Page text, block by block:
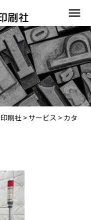
menu
刷社 > サービス > カタ